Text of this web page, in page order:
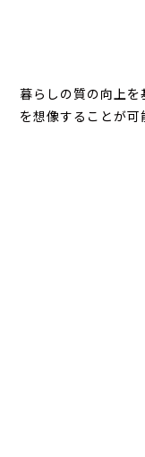
暮らしの質の向上
を想像することが可